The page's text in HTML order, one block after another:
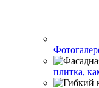
плитка,